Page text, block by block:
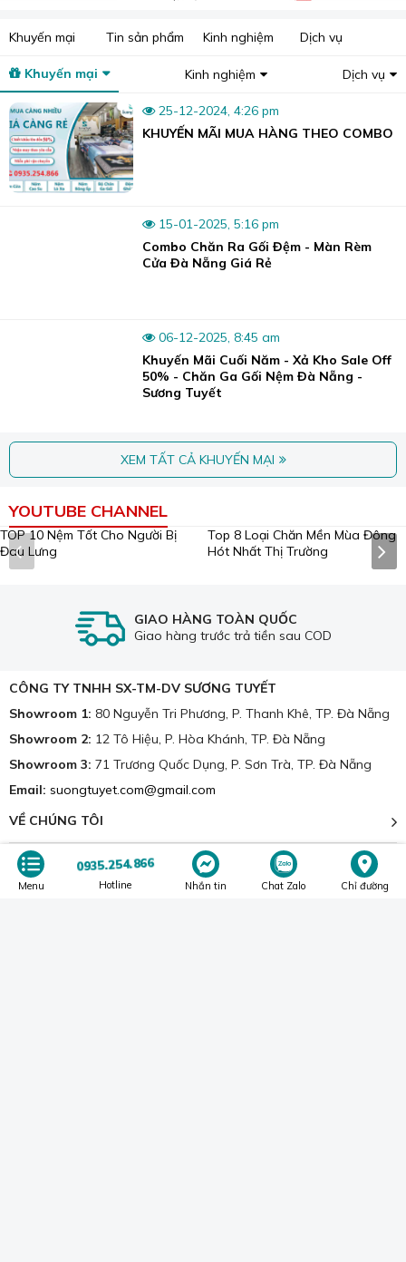
Sương Tuyết chuyên cung cấp toàn bộ gối trên thị trường.
1. Cấu tạo của gối
Gối được cấu tạo chủ yếu với 2 bộ phận là lớp vỏ gối làm
từ vải, thường là vải cotton và bên trong là ruột gối bằng
bông, lông vũ, foam hoặc cao su.
Ruột gối có tác dụng chủ đạo, nâng đỡ cho con người
Gối đa dạng mẫu mã và giá cả.
Hiện nay, gối có các loại như gối tựa đầu,gối cổ,gối ôm,
gối tựa vuông
... đáp ứng đầy đủ
năng riêng của mình.
2. Vai trò của gối đến chất lượng giấc ngủ:
khi ngủ mà còn hỗ trợ cho phần cổ và vai gáy của bạn.
Nếu mua và sử dụng gối kém chất lượng, ruột gối không đủ
độ nâng so với độ cao của đầu thì sẽ khiến giấc ngủ
Menu
0935.254.866
Hotline Nhắn tin Chat Zalo Chỉ đường
Khuyến mại Tin sản phẩm Kinh nghiệm Dịch vụ
Khuyến mại Kinh nghiệm Dịch vụ
25-12-2024, 4:26 pm
KHUYẾN MÃI MUA HÀNG THEO COMBO
15-01-2025, 5:16 pm
Combo Chăn Ra Gối Đệm - Màn Rèm
Cửa Đà Nẵng Giá Rẻ
06-12-2025, 8:45 am
Khuyến Mãi Cuối Năm - Xả Kho Sale Off
50% - Chăn Ga Gối Nệm Đà Nẵng -
Sương Tuyết
XEM TẤT CẢ KHUYẾN MẠI
YOUTUBE CHANNEL
TOP 10 Nệm Tốt Cho Người Bị
Đau Lưng
Top 8 Loại Chăn Mền Mùa Đông
Hót Nhất Thị Trường
GIAO HÀNG TOÀN QUỐC
Giao hàng trước trả tiền sau COD
CÔNG TY TNHH SX-TM-DV SƯƠNG TUYẾT
Showroom 1: 80 Nguyễn Tri Phương, P. Thanh Khê, TP. Đà Nẵng
Showroom 2: 12 Tô Hiệu, P. Hòa Khánh, TP. Đà Nẵng
Showroom 3: 71 Trương Quốc Dụng, P. Sơn Trà, TP. Đà Nẵng
Email: suongtuyet.com@gmail.com
VỀ CHÚNG TÔI
HỖ TRỢ KHÁCH HÀNG